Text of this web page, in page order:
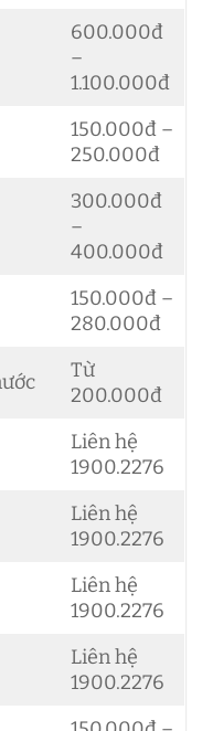
600.000đ
–
1.100.000đ
150.000đ –
250.000đ
300.000đ
–
400.000đ
150.000đ –
280.000đ
Từ
200.000đ
Liên hệ
1900.2276
Liên hệ
1900.2276
Liên hệ
1900.2276
Liên hệ
1900.2276